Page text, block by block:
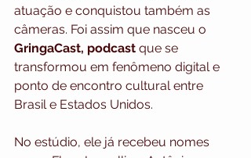
atuação e conquistou também as
câmeras. Foi assim que nasceu o
GringaCast, podcast que se
transformou em fenômeno digital e
ponto de encontro cultural entre
Brasil e Estados Unidos.
No estúdio, ele já recebeu nomes